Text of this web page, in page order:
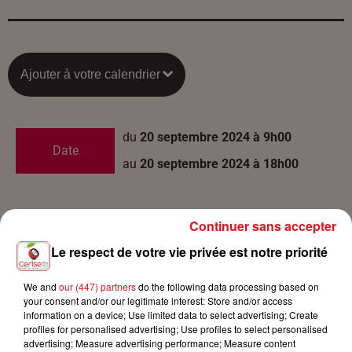
Ajouter à votre calendrier
Date
du 20 septembre 2024 à 9h00
au 20 septembre 2024 à 18h00
21 septembre 2024 à 9h00
au21 septembre 2024 à 18h00
Date
du22 septembre 2024 à 9h00
au22 septembre 2024 à 18h00
Le respect de votre vie privée est notre priorité
We and our (447) partnersdo the following data processing based on
your consent and/or our legitimate interest: Store and/or access
information on a device; Use limited data to select advertising; Create
profiles for personalised advertising; Use profiles to select personalised
advertising; Measure advertising performance; Measure content
Continuer sans accepter